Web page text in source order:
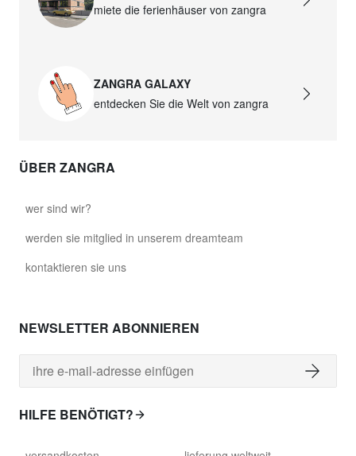
miete die ferienhäuser von zangra
ZANGRA GALAXY
entdecken Sie die Welt von zangra
ÜBER ZANGRA
wer sind wir?
werden sie mitglied in unserem dreamteam
kontaktieren sie uns
NEWSLETTER ABONNIEREN
HILFE BENÖTIGT?